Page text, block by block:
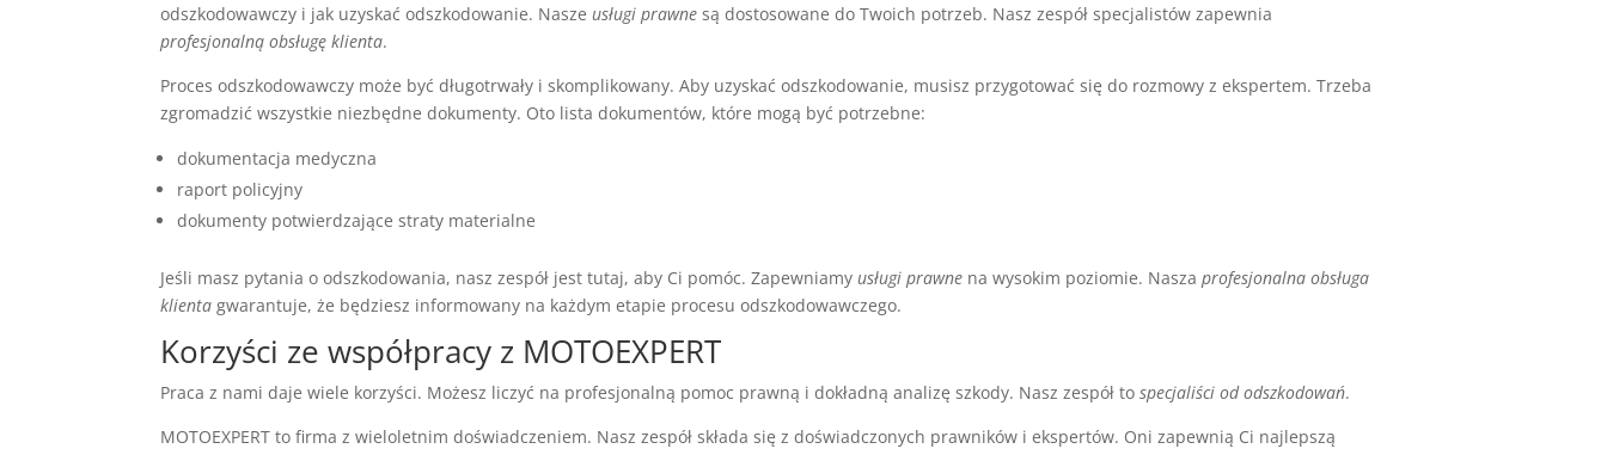
odszkodowawczy i jak uzyskać odszkodowanie. Naszeusługi prawne są dostosowane do Twoich potrzeb. Nasz zespół specjalistów zapewnia
profesjonalną obsługę klienta.
Proces odszkodowawczy może być długotrwały i skomplikowany. Aby uzyskać odszkodowanie, musisz przygotować się do rozmowy z ekspertem. Trzeba
zgromadzić wszystkie niezbędne dokumenty. Oto lista dokumentów, które mogą być potrzebne:
dokumentacja medyczna
raport policyjny
dokumenty potwierdzające straty materialne
Jeśli masz pytania o odszkodowania, nasz zespół jest tutaj, aby Ci pomóc. Zapewniamyusługi prawne na wysokim poziomie. Naszaprofesjonalna obsługa
klienta gwarantuje, że będziesz informowany na każdym etapie procesu odszkodowawczego.
Korzyści ze współpracy z MOTOEXPERT
Praca z nami daje wiele korzyści. Możesz liczyć na profesjonalną pomoc prawną i dokładną analizę szkody. Nasz zespół tospecjaliści od odszkodowań.
MOTOEXPERT to firma z wieloletnim doświadczeniem. Nasz zespół składa się z doświadczonych prawników i ekspertów. Oni zapewnią Ci najlepszą